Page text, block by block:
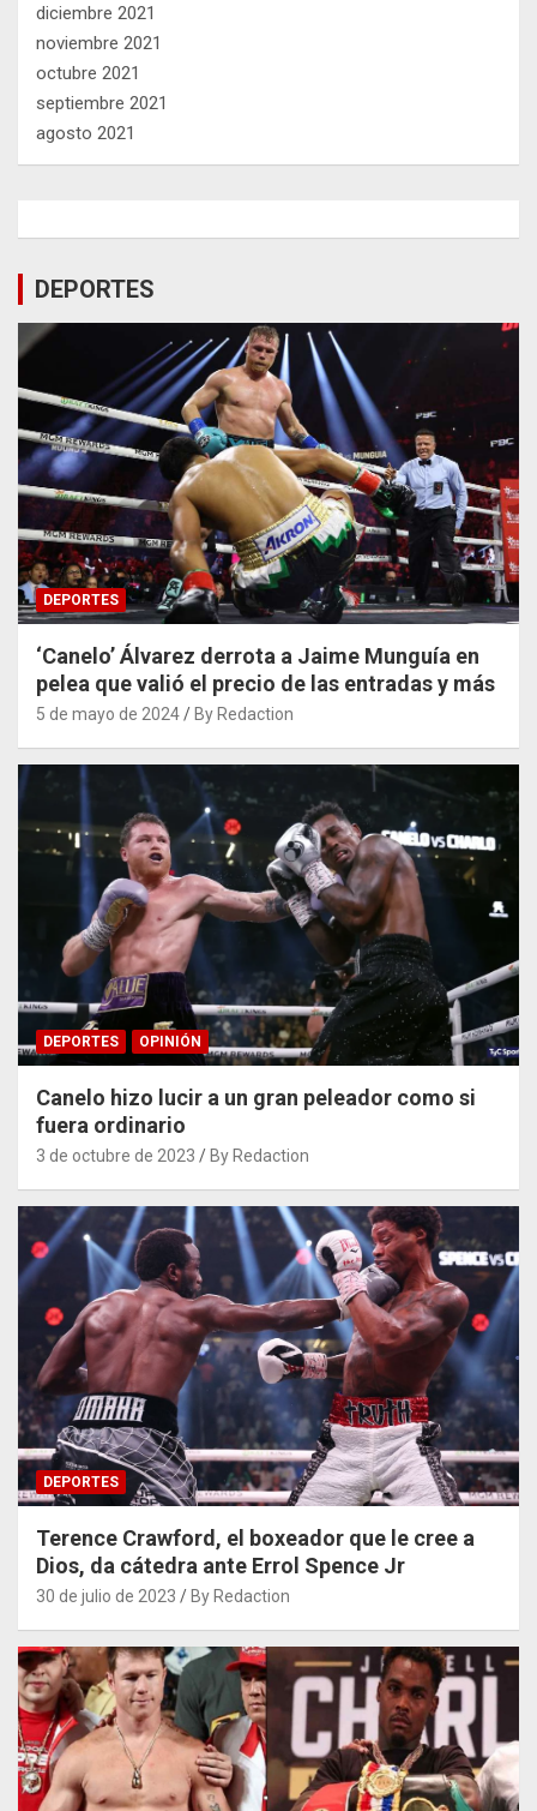
diciembre 2021
noviembre 2021
octubre 2021
septiembre 2021
agosto 2021
DEPORTES
DEPORTES
‘Canelo’ Álvarez derrota a Jaime Munguía en
pelea que valió el precio de las entradas y más
5 de mayo de 2024 By Redaction
DEPORTES OPINIÓN
Canelo hizo lucir a un gran peleador como si
fuera ordinario
3 de octubre de 2023 By Redaction
DEPORTES
Terence Crawford, el boxeador que le cree a
Dios, da cátedra ante Errol Spence Jr
30 de julio de 2023 By Redaction